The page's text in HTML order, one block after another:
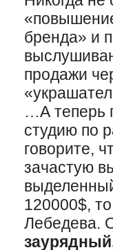
бренда» и
продажи
…А теперь
студию по
говорите,
зачастую
120000$,
Лебедева.